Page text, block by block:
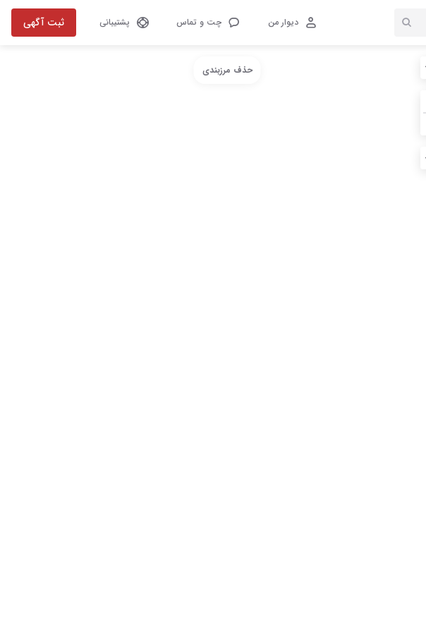
دیوار من چت و تماس پشتیبانی ثبت آگهی
حذف مرزبندی